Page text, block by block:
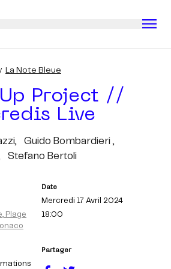
La Note Bleue
Project //
Live
Guido Bombardieri ,
Stefano Bertoli
Plage
Date
Mercredi 17 Avril 2024
18:00
Partager